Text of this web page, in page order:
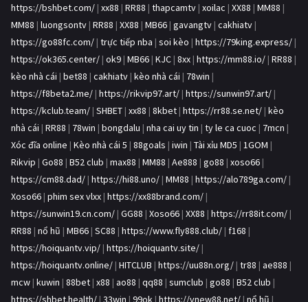
https://bshbet.com/ | xx88 | RR88 | thapcamtv | xoilac | XX88 | MM88 |
MM88 | luongsontv | RR88 | XX88 | MB66 | gavangtv | cakhiatv |
https://go88fc.com/ | trực tiếp nba | soi kèo | https://79king.express/ |
https://ok365.center/ | ok9 | MB66 | KJC | 8xx | https://mm88.io/ | RR88 |
kèo nhà cái | bet88 | cakhiatv | kèo nhà cái | 78win |
https://f8beta2.me/ | https://rikvip97.art/ | https://sunwin97.art/ |
https://kclub.team/ | SHBET | xx88 | 8kbet | https://rr88.se.net/ | kèo
nhà cái | RR88 | 78win | bongdalu | nha cai uy tin | ty le ca cuoc | 7mcn |
Xóc đĩa online | Kèo nhà cái 5 | 88goals | iwin | Tài xỉu MD5 | 1GOM |
Rikvip | Go88 | B52 club | max88 | MM88 | Ae888 | go88 | xoso66 |
https://cm88.dad/ | https://hi88.uno/ | MM88 | https://alo789ga.com/ |
Xoso66 | phim sex vlxx | https://xx88brand.com/ |
https://sunwin19.cn.com/ | GG88 | Xoso66 | XX88 | https://rr88it.com/ |
RR88 | nổ hũ | MB66 | SC88 | https://www.fly888.club/ | f168 |
https://hoiquantv.vip/ | https://hoiquantv.site/ |
https://hoiquantv.online/ | HITCLUB | https://uu88n.org/ | tr88 | ae888 |
mcw | kuwin | 88bet | x88 | ao88 | qq88 | sumclub | go88 | B52 club |
https://shbet.health/ | 33win | 99ok | https://vnew88.net/ | nổ hũ |